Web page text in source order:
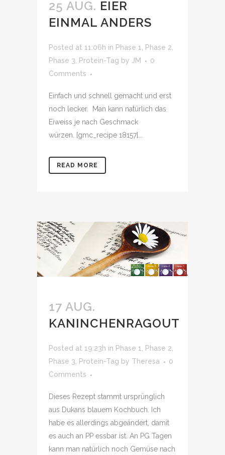
25 AUG. EIER
EINMAL ANDERS
Posted at 11:06h in Phase 1, Phase 2,
Phase 3, Protein-Tag by JM
0
Comments
Einfach und schnell gemacht und erst
noch lecker. Man kann natürlich das
Eiweiss je nach Geschmack
würzen. [gmc_recipe 18157]...
READ MORE
17 AUG.
KANINCHENRAGOUT
Posted at 19:23h in Phase 1, Phase 2,
Phase 3, Protein-Tag by Theresa
0
Comments
Dieses Rezept stammt ursprünglich
aus Dukans blauem Kochbuch. Ich
habe es allerdings abgeändert, damit
es auch an PP essbar ist. An PG Tagen
kann man natürlich noch Gemüse nach